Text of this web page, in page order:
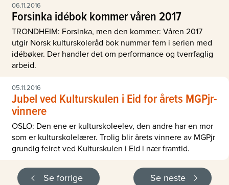
06.11.2016
Forsinka idébok kommer våren 2017
TRONDHEIM: Forsinka, men den kommer: Våren 2017
utgir Norsk kulturskoleråd bok nummer fem i serien med
idébøker. Der handler det om performance og tverrfaglig
arbeid.
05.11.2016
Jubel ved Kulturskulen i Eid for årets MGPjr-
vinnere
OSLO: Den ene er kulturskoleelev, den andre har en mor
som er kulturskolelærer. Trolig blir årets vinnere av MGPjr
grundig feiret ved Kulturskulen i Eid i nær framtid.
Se forrige Se neste